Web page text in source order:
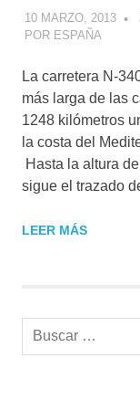
10 MARZO, 2013
POR ESPAÑA
La carretera N-
más larga de las
1248 kilómetros
la costa del
Hasta la altura
sigue el trazado
LEER MÁS
Buscar: